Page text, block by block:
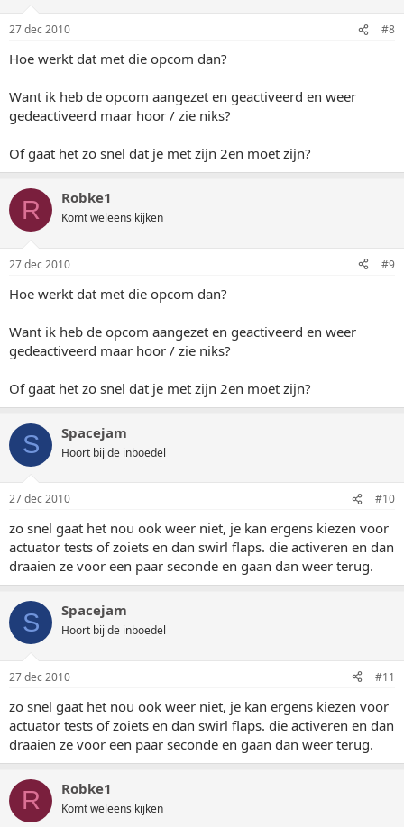
27 dec 2010 #8
Hoe werkt dat met die opcom dan?
Want ik heb de opcom aangezet en geactiveerd en weer
gedeactiveerd maar hoor / zie niks?
Of gaat het zo snel dat je met zijn 2en moet zijn?
R Robke1
Komt weleens kijken
27 dec 2010 #9
Hoe werkt dat met die opcom dan?
Want ik heb de opcom aangezet en geactiveerd en weer
gedeactiveerd maar hoor / zie niks?
Of gaat het zo snel dat je met zijn 2en moet zijn?
S Spacejam
Hoort bij de inboedel
27 dec 2010 #10
zo snel gaat het nou ook weer niet, je kan ergens kiezen voor
actuator tests of zoiets en dan swirl flaps. die activeren en dan
draaien ze voor een paar seconde en gaan dan weer terug.
S Spacejam
Hoort bij de inboedel
27 dec 2010 #11
zo snel gaat het nou ook weer niet, je kan ergens kiezen voor
actuator tests of zoiets en dan swirl flaps. die activeren en dan
draaien ze voor een paar seconde en gaan dan weer terug.
R Robke1
Komt weleens kijken